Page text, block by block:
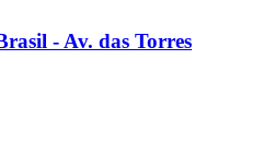
- Av. das Torres